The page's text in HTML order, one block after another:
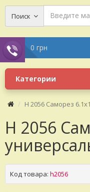
Поиск
0 грн
Категории
H 2056 Саморез
H 2056
Код товара: h2056